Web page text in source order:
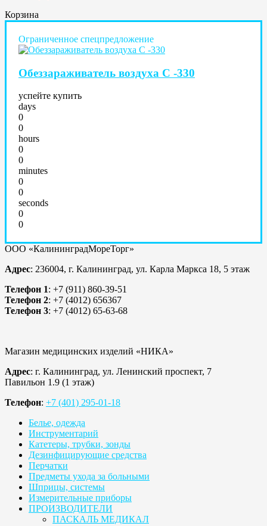
Корзина
Ограниченное спецпредложение
Обеззараживатель воздуха С -330
успейте купить
days
0
0
hours
0
0
minutes
0
0
seconds
0
0
ООО «КалининградМореТорг»
Адрес: 236004, г. Калининград, ул. Карла Маркса 18, 5 этаж
Телефон 1: +7 (911) 860-39-51
Телефон 2: +7 (4012) 656367
Телефон 3: +7 (4012) 65-63-68
Магазин медицинских изделий «НИКА»
Адрес: г. Калининград, ул. Ленинский проспект, 7
Павильон 1.9 (1 этаж)
Телефон: +7 (401) 295-01-18
Белье, одежда
Инструментарий
Катетеры, трубки, зонды
Дезинфицирующие средства
Перчатки
Предметы ухода за больными
Шприцы, системы
Измерительные приборы
ПРОИЗВОДИТЕЛИ
ПАСКАЛЬ МЕДИКАЛ